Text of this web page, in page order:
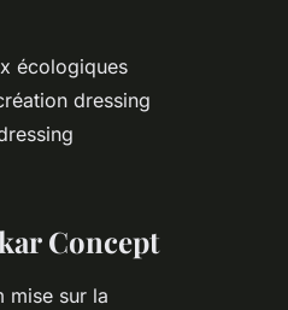
écologiques
dressing
Concept
mise sur la